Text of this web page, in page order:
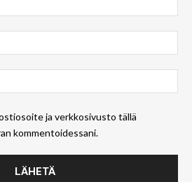
ja verkkosivusto tällä
kommentoidessani.